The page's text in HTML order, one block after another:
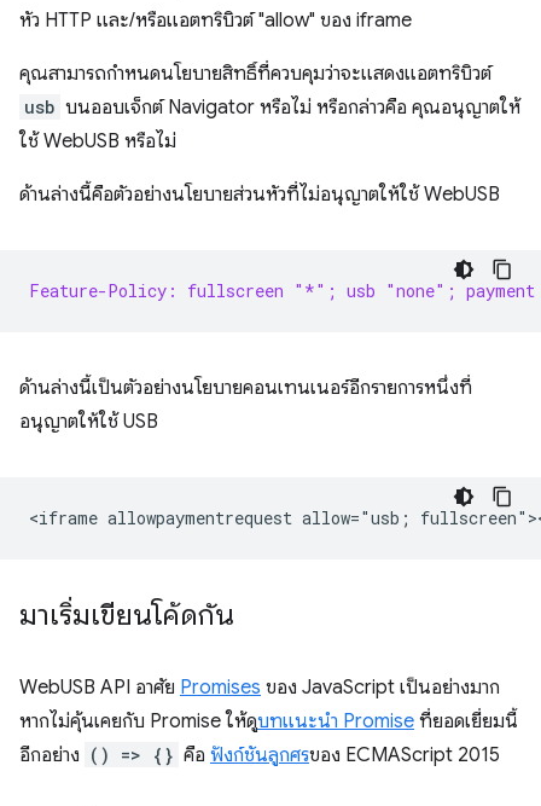
หัว HTTP และ/หรือแอตทริบิวต์ "allow" ของ iframe
คุณสามารถกำหนดนโยบายสิทธิ์ที่ควบคุมว่าจะแสดงแอตทริบิวต์
usb บนออบเจ็กต์ Navigator หรือไม่ หรือกล่าวคือ คุณอนุญาตให้
ใช้ WebUSB หรือไม่
ด้านล่างนี้คือตัวอย่างนโยบายส่วนหัวที่ไม่อนุญาตให้ใช้ WebUSB
Feature-Policy: fullscreen "*"; usb "none"; payment
ด้านล่างนี้เป็นตัวอย่างนโยบายคอนเทนเนอร์อีกรายการหนึ่งที่
อนุญาตให้ใช้ USB
มาเริ่มเขียนโค้ดกัน
WebUSB API อาศัย Promises ของ JavaScript เป็นอย่างมาก
หากไม่คุ้นเคยกับ Promise ให้ดูบทแนะนำ Promise ที่ยอดเยี่ยมนี้
อีกอย่าง () => {} คือ ฟังก์ชันลูกศรของ ECMAScript 2015